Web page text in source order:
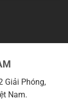
Giải Phóng,
Nam.